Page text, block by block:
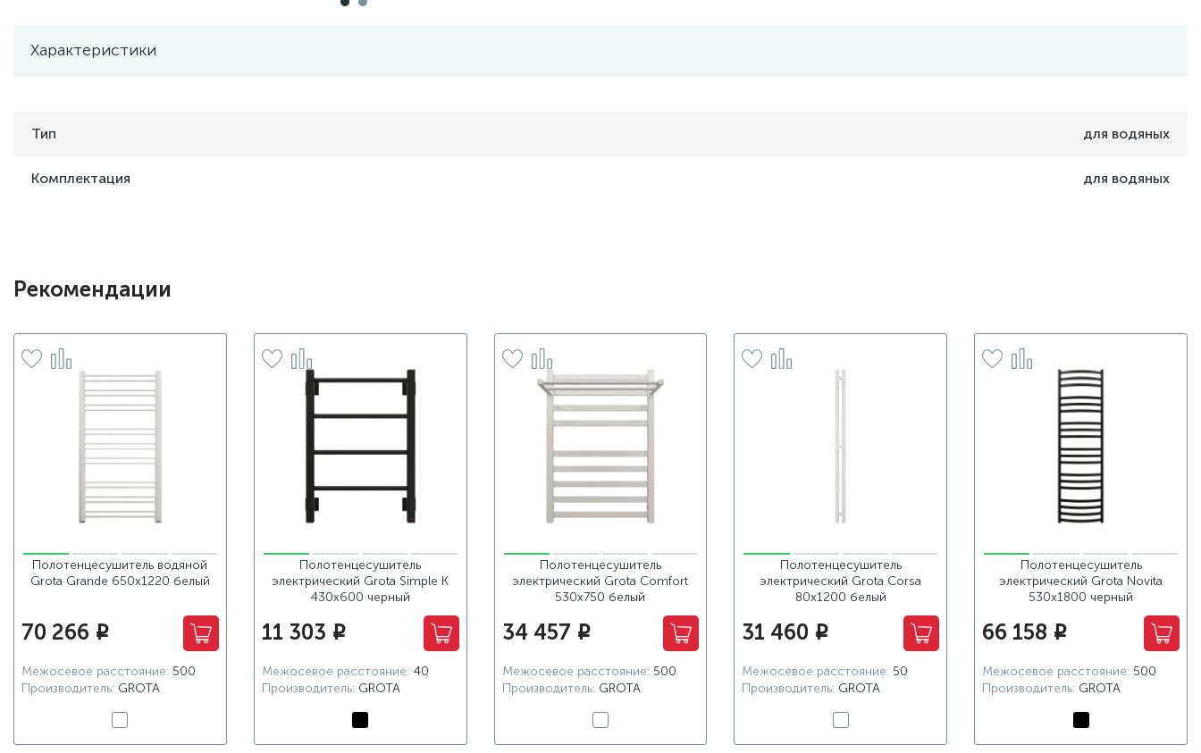
Характеристики
Тип для водяных
Комплектация для водяных
Рекомендации
Полотенцесушитель водяной
Grota Grande 650x1220 белый
70 266 i
Межосевое расстояние: 500
Производитель: GROTA
Полотенцесушитель
электрический Grota Simple K
430х600 черный
11 303 i
Межосевое расстояние: 40
Производитель: GROTA
Полотенцесушитель
электрический Grota Comfort
530x750 белый
34 457 i
Межосевое расстояние: 500
Производитель: GROTA
Полотенцесушитель
электрический Grota Corsa
80х1200 белый
31 460 i
Межосевое расстояние: 50
Производитель: GROTA
Полотенцесушитель
электрический Grota Novita
530x1800 черный
66 158 i
Межосевое расстояние: 500
Производитель: GROTA